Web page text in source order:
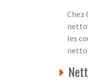
Chez
les